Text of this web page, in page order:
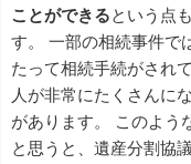
ことができるという点
す。 一部の相続事件で
たって相続手続がされ
人が非常にたくさんに
があります。 このよう
と思うと、遺産分割協